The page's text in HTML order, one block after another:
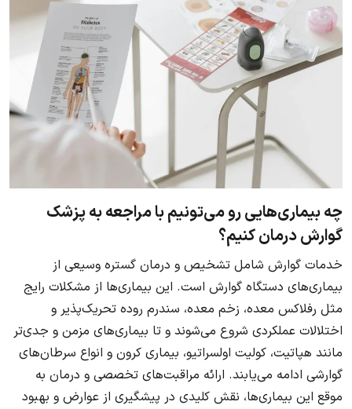
چه بیماری‌هایی رو می‌تونیم با مراجعه به پزشک
گوارش درمان کنیم؟
خدمات گوارش شامل تشخیص و درمان گستره وسیعی از
بیماری‌های دستگاه گوارش است. این بیماری‌ها از مشکلات رایج
مثل رفلاکس معده، زخم معده، سندرم روده تحریک‌پذیر و
اختلالات عملکردی شروع می‌شوند و تا بیماری‌های مزمن و جدی‌تر
مانند هپاتیت، کولیت اولسراتیو، بیماری کرون و انواع سرطان‌های
گوارشی ادامه می‌یابند. ارائه مراقبت‌های تخصصی و درمان به
موقع این بیماری‌ها، نقش کلیدی در پیشگیری از عوارض و بهبود